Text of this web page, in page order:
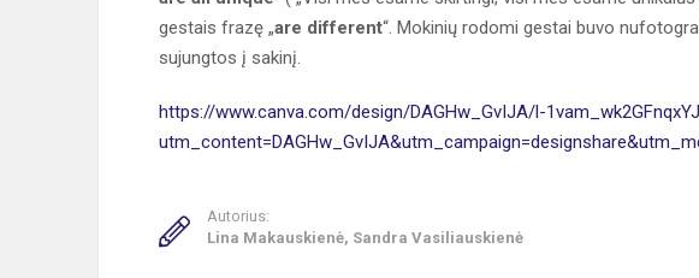
gestais frazę „are different“. Mokinių rodomi gestai buvo
sujungtos į sakinį.
https://www.canva.com/design/DAGHw_GvIJA/l-
Autorius:
Lina Makauskienė, Sandra Vasiliauskienė